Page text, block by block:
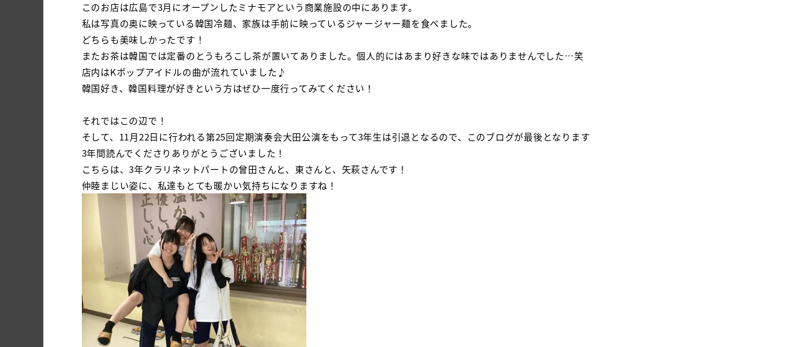
このお店は広島で3月にオープンしたミナモアという商業施設の中にあります。
私は写真の奥に映っている韓国冷麺、家族は手前に映っているジャージャー麺を食べました。
どちらも美味しかったです！
またお茶は韓国では定番のとうもろこし茶が置いてありました。個人的にはあまり好きな味ではありませんでした…笑
店内はKポップアイドルの曲が流れていました♪
韓国好き、韓国料理が好きという方はぜひ一度行ってみてください！
それではこの辺で！
そして、11月22日に行われる第25回定期演奏会大田公演をもって3年生は引退となるので、このブログが最後となります
3年間読んでくださりありがとうございました！
こちらは、3年クラリネットパートの曾田さんと、東さんと、矢萩さんです！
仲睦まじい姿に、私達もとても暖かい気持ちになりますね！